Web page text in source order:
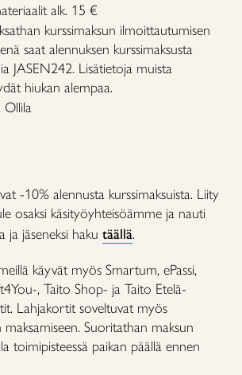
alk. 15 €
kurssimaksun ilmoittautumisen
saat alennuksen kurssimaksusta
JASEN242. Lisätietoja muista
hiukan alempaa.
Ollila
-10% alennusta kurssimaksuista. Liity
osaksi käsityöyhteisöämme ja nauti
ja jäseneksi haku täällä.
käyvät myös Smartum, ePassi,
, Taito Shop- ja Taito Etelä-
Lahjakortit soveltuvat myös
maksamiseen. Suoritathan maksun
toimipisteessä paikan päällä ennen